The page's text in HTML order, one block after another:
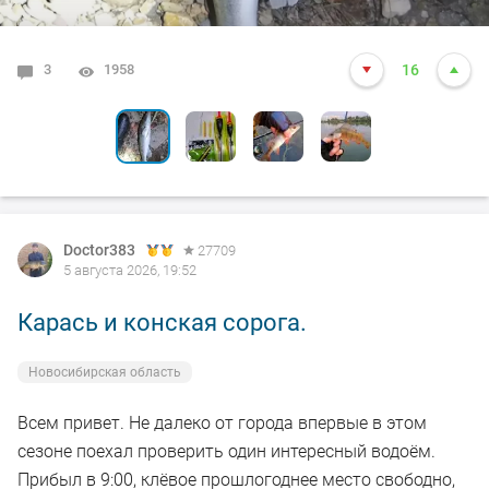
3 1958 16
8 8193 7
0 3844 10
0 3359 6
0 4859 8
Doctor383
27709
5 августа 2026, 19:52
Карась и конская сорога.
Новосибирская область
Всем привет. Не далеко от города впервые в этом
сезоне поехал проверить один интересный водоём.
Прибыл в 9:00, клёвое прошлогоднее место свободно,